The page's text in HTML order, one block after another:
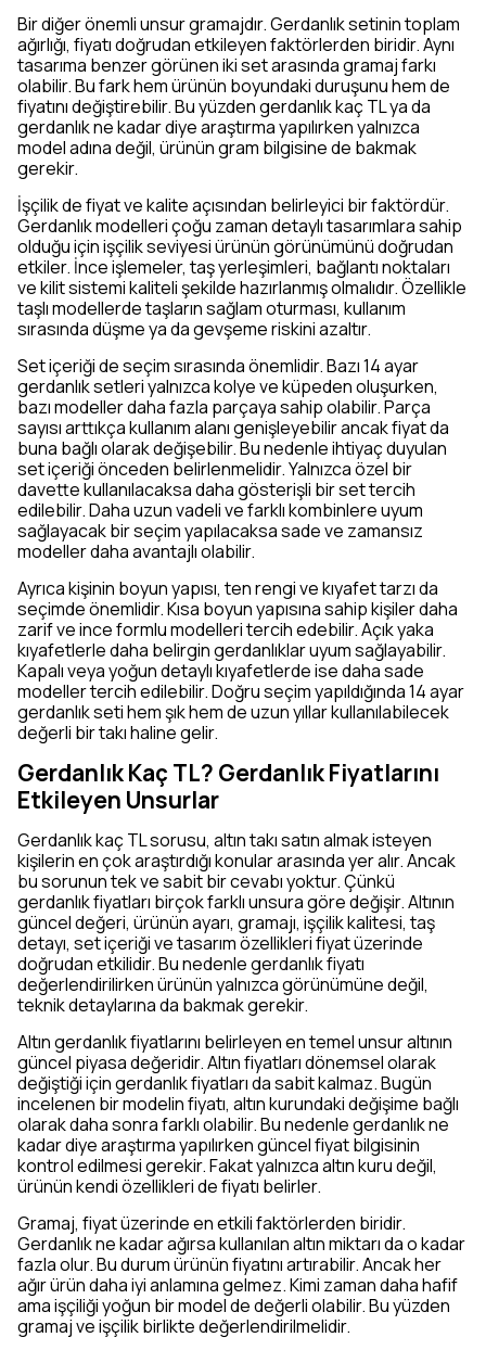
Bir diğer önemli unsur gramajdır. Gerdanlık setinin toplam
ağırlığı, fiyatı doğrudan etkileyen faktörlerden biridir. Aynı
tasarıma benzer görünen iki set arasında gramaj farkı
olabilir. Bu fark hem ürünün boyundaki duruşunu hem de
fiyatını değiştirebilir. Bu yüzden gerdanlık kaç TL ya da
gerdanlık ne kadar diye araştırma yapılırken yalnızca
model adına değil, ürünün gram bilgisine de bakmak
gerekir.
İşçilik de fiyat ve kalite açısından belirleyici bir faktördür.
Gerdanlık modelleri çoğu zaman detaylı tasarımlara sahip
olduğu için işçilik seviyesi ürünün görünümünü doğrudan
etkiler. İnce işlemeler, taş yerleşimleri, bağlantı noktaları
ve kilit sistemi kaliteli şekilde hazırlanmış olmalıdır. Özellikle
taşlı modellerde taşların sağlam oturması, kullanım
sırasında düşme ya da gevşeme riskini azaltır.
Set içeriği de seçim sırasında önemlidir. Bazı 14 ayar
gerdanlık setleri yalnızca kolye ve küpeden oluşurken,
bazı modeller daha fazla parçaya sahip olabilir. Parça
sayısı arttıkça kullanım alanı genişleyebilir ancak fiyat da
buna bağlı olarak değişebilir. Bu nedenle ihtiyaç duyulan
set içeriği önceden belirlenmelidir. Yalnızca özel bir
davette kullanılacaksa daha gösterişli bir set tercih
edilebilir. Daha uzun vadeli ve farklı kombinlere uyum
sağlayacak bir seçim yapılacaksa sade ve zamansız
modeller daha avantajlı olabilir.
Ayrıca kişinin boyun yapısı, ten rengi ve kıyafet tarzı da
seçimde önemlidir. Kısa boyun yapısına sahip kişiler daha
zarif ve ince formlu modelleri tercih edebilir. Açık yaka
kıyafetlerle daha belirgin gerdanlıklar uyum sağlayabilir.
Kapalı veya yoğun detaylı kıyafetlerde ise daha sade
modeller tercih edilebilir. Doğru seçim yapıldığında 14 ayar
gerdanlık seti hem şık hem de uzun yıllar kullanılabilecek
değerli bir takı haline gelir.
Gerdanlık Kaç TL? Gerdanlık Fiyatlarını
Etkileyen Unsurlar
Gerdanlık kaç TL sorusu, altın takı satın almak isteyen
kişilerin en çok araştırdığı konular arasında yer alır. Ancak
bu sorunun tek ve sabit bir cevabı yoktur. Çünkü
gerdanlık fiyatları birçok farklı unsura göre değişir. Altının
güncel değeri, ürünün ayarı, gramajı, işçilik kalitesi, taş
detayı, set içeriği ve tasarım özellikleri fiyat üzerinde
doğrudan etkilidir. Bu nedenle gerdanlık fiyatı
değerlendirilirken ürünün yalnızca görünümüne değil,
teknik detaylarına da bakmak gerekir.
Altın gerdanlık fiyatlarını belirleyen en temel unsur altının
güncel piyasa değeridir. Altın fiyatları dönemsel olarak
değiştiği için gerdanlık fiyatları da sabit kalmaz. Bugün
incelenen bir modelin fiyatı, altın kurundaki değişime bağlı
olarak daha sonra farklı olabilir. Bu nedenle gerdanlık ne
kadar diye araştırma yapılırken güncel fiyat bilgisinin
kontrol edilmesi gerekir. Fakat yalnızca altın kuru değil,
ürünün kendi özellikleri de fiyatı belirler.
Gramaj, fiyat üzerinde en etkili faktörlerden biridir.
Gerdanlık ne kadar ağırsa kullanılan altın miktarı da o kadar
fazla olur. Bu durum ürünün fiyatını artırabilir. Ancak her
ağır ürün daha iyi anlamına gelmez. Kimi zaman daha hafif
ama işçiliği yoğun bir model de değerli olabilir. Bu yüzden
gramaj ve işçilik birlikte değerlendirilmelidir.